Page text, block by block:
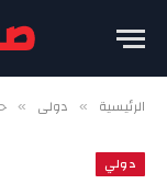
الرئيسية » دولي »
دولي